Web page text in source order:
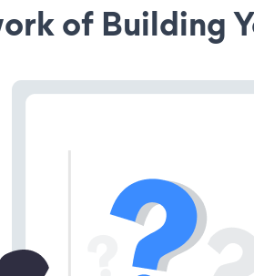
of Building